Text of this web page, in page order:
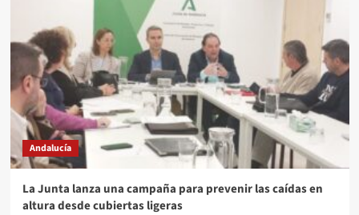
Andalucía
La Junta lanza una campaña para prevenir las caídas en
altura desde cubiertas ligeras